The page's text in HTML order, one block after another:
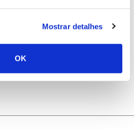
Mostrar detalhes
OK
procuram jovens voluntários